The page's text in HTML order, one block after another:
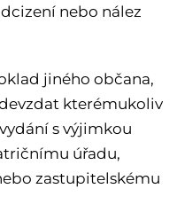
nebo nález
jiného občana,
kterémukoliv
s výjimkou
úřadu,
zastupitelskému